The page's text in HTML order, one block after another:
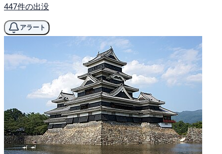
447件の出没
アラート